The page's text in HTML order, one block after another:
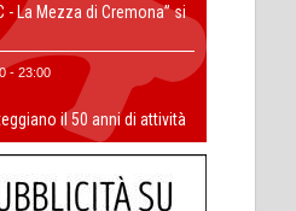
- La Mezza di Cremona” si
- 23:00
il 50 anni di attività